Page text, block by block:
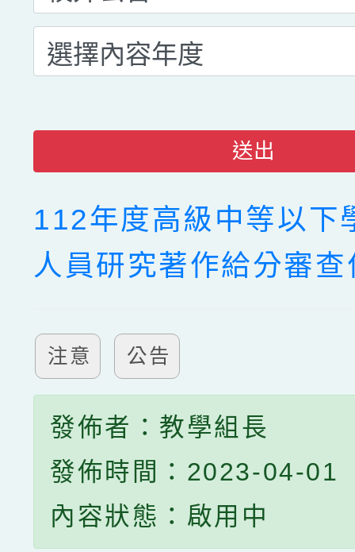
送出
112年度高級中等以下
人員研究著作給分審查
注意 公告
發佈者：教學組長
發佈時間：2023-04-01
內容狀態：啟用中